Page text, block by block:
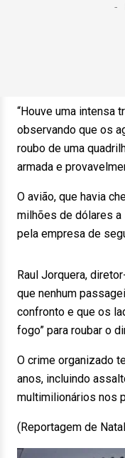
“Houve uma intensa
observando que os
roubo de uma
armada e
O avião, que havia
milhões de dólares
pela empresa de
Raul Jorquera,
que nenhum
confronto e que os
fogo” para roubar o
O crime organizado
anos, incluindo
multimilionários nos
(Reportagem de